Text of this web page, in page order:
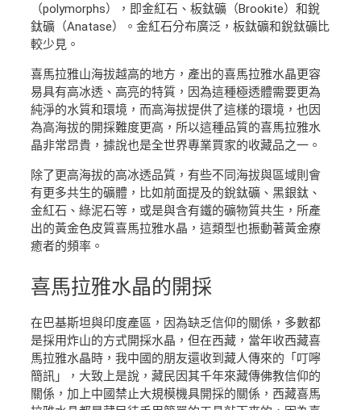
（polymorphs），即金紅石、板鈦礦（Brookite）和銳
鈦礦（Anatase）。金紅石分布廣泛，板鈦礦和銳鈦礦比
較少見。
喜馬拉雅山海拔越高的地方，產出的喜馬拉雅水晶更容
易具有高冰透、高亮的特質，因為這種極透體需要更為
純淨的水質和環境，而高海拔提供了這樣的環境，也因
為高海拔的開採難度更高，所以這種品質的喜馬拉雅水
晶非常昂貴，據說也是全世界專業買家的收藏品之一。
除了更高海拔的高冰透品質，有些不同海拔與區域則會
有更多共生的礦體，比如前面提及的銳鈦礦、黑銀鈦、
金紅石、綠泥石等，或是與含有鐵的礦物質共生，所產
出的黃金色皮質喜馬拉雅水晶，這類型也振動著黃金療
癒者的頻率。
喜馬拉雅水晶的開採
在巴基斯坦與印度產區，因為缺乏信仰的關係，多數都
是採用炸山的方式開採水晶，但在西藏，當年收西藏喜
馬拉雅水晶時，我中國的朋友還收到藏人傳來的「叮嚀
簡訊」，大致上是說，藏民因其千年來藏傳佛教信仰的
關係，加上中國禁止大規模機具開採的關係，西藏喜馬